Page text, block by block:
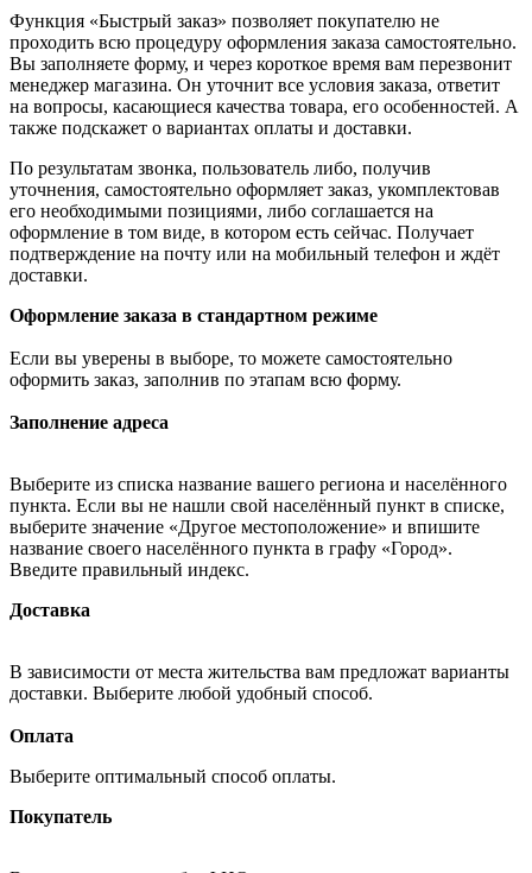
Функция «Быстрый заказ» позволяет покупателю не
проходить всю процедуру оформления заказа самостоятельно.
Вы заполняете форму, и через короткое время вам перезвонит
менеджер магазина. Он уточнит все условия заказа, ответит
на вопросы, касающиеся качества товара, его особенностей. А
также подскажет о вариантах оплаты и доставки.
По результатам звонка, пользователь либо, получив
уточнения, самостоятельно оформляет заказ, укомплектовав
его необходимыми позициями, либо соглашается на
оформление в том виде, в котором есть сейчас. Получает
подтверждение на почту или на мобильный телефон и ждёт
доставки.
Оформление заказа в стандартном режиме
Если вы уверены в выборе, то можете самостоятельно
оформить заказ, заполнив по этапам всю форму.
Заполнение адреса
Выберите из списка название вашего региона и населённого
пункта. Если вы не нашли свой населённый пункт в списке,
выберите значение «Другое местоположение» и впишите
название своего населённого пункта в графу «Город».
Введите правильный индекс.
Доставка
В зависимости от места жительства вам предложат варианты
доставки. Выберите любой удобный способ.
Оплата
Выберите оптимальный способ оплаты.
Покупатель